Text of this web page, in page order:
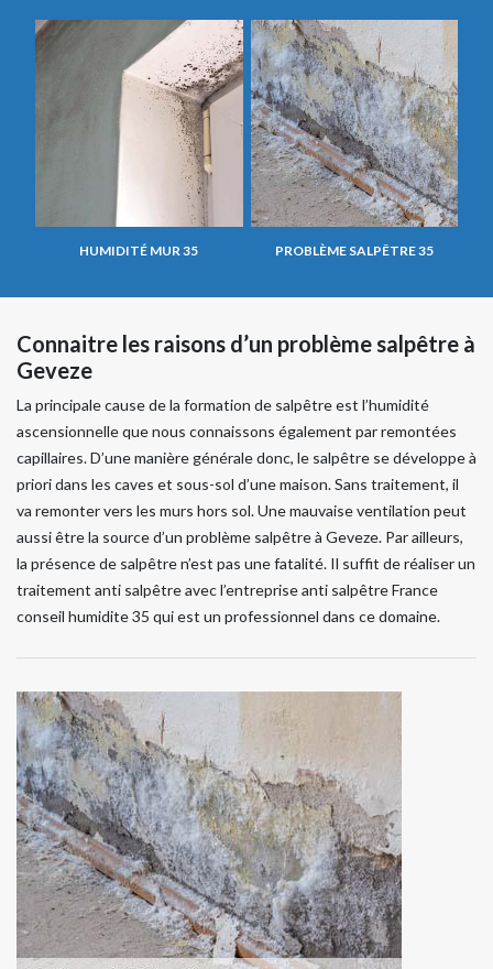
HUMIDITÉ MUR 35 PROBLÈME SALPÊTRE 35
Connaitre les raisons d’un problème salpêtre à
Geveze
La principale cause de la formation de salpêtre est l’humidité
ascensionnelle que nous connaissons également par remontées
capillaires. D’une manière générale donc, le salpêtre se développe à
priori dans les caves et sous-sol d’une maison. Sans traitement, il
va remonter vers les murs hors sol. Une mauvaise ventilation peut
aussi être la source d’un problème salpêtre à Geveze. Par ailleurs,
la présence de salpêtre n’est pas une fatalité. Il suffit de réaliser un
traitement anti salpêtre avec l’entreprise anti salpêtre France
conseil humidite 35 qui est un professionnel dans ce domaine.